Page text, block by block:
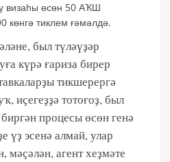
визаһы өсөн 50 АҠШ
көнгә тиклем ғәмәлдә.
был түләүҙәр
күрә ғариза бирер
тикшерергә
иҫегеҙҙә тотоғоҙ, был
процесы өсөн генә
үҙ эсенә алмай, улар
мәҫәлән, агент хеҙмәте